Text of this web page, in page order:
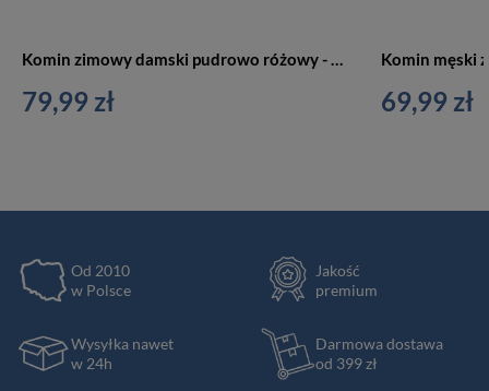
Komin zimowy damski pudrowo różowy - Brodrene 9940-ROSE
79,99 zł 69,99 zł
Od 2010
w Polsce
Jakość
premium
Wysyłka nawet
w 24h
Darmowa dostawa
od 399 zł